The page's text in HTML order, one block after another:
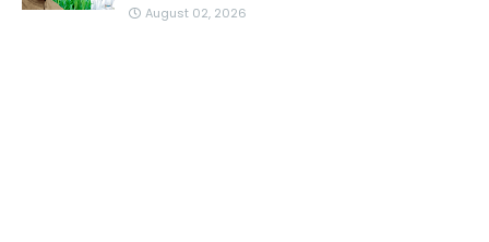
August 02, 2026